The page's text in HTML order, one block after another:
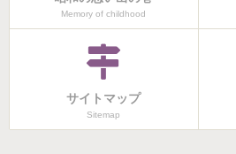
Memory of childhood
サイトマップ
Sitemap